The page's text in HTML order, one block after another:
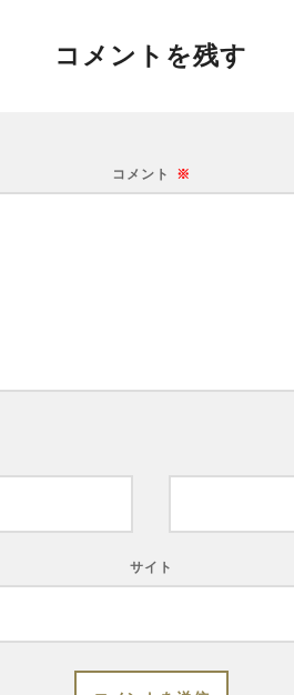
コメントを残す
コメント ※
サイト